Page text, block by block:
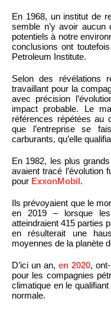
En 1968, un institut de
semble n’y avoir
potentiels à notre
conclusions ont
Petroleum Institute.
Selon des révélations
travaillant pour la
avec précision
impact probable. Le
références répétées au
que l’entreprise se
carburants, qu’elle
En 1982, les plus
avaient tracé l’évolution
pour ExxonMobil.
Ils prévoyaient que le
en 2019 – lorsque
atteindraient 415 parties
en résulterait une
moyennes de la planète
D’ici un an,en 2020,
pour les compagnies
climatique en le
normale.